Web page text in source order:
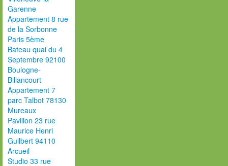
Garenne
Appartement 8 rue
de la Sorbonne
Paris 5ème
Bateau quai du 4
Septembre 92100
Boulogne-
Billancourt
Appartement 7
parc Talbot 78130
Mureaux
Pavillon 23 rue
Maurice Henri
Guilbert 94110
Arcueil
Studio 33 rue